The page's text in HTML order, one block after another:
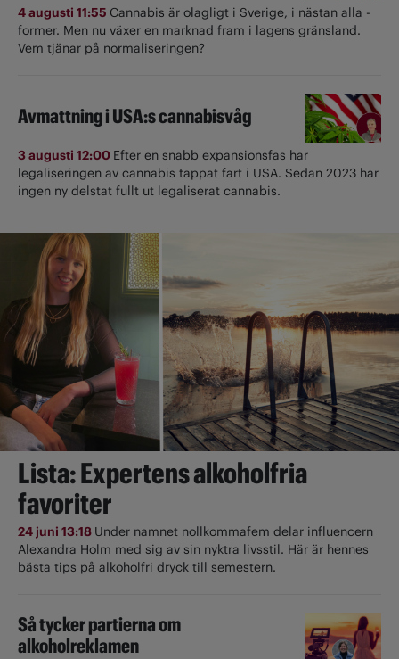
4 augusti 11:55 Cannabis är olagligt i ­Sverige, i nästan alla ­
former. Men nu växer en marknad fram i lagens gränsland.
Vem tjänar på normaliseringen?
Avmattning i USA:s cannabisvåg
3 augusti 12:00 Efter en snabb expansionsfas har
legaliseringen av cannabis tappat fart i USA. Sedan 2023 har
ingen ny delstat fullt ut ­legaliserat cannabis.
Lista: Expertens alkoholfria
favoriter
24 juni 13:18 Under namnet nollkommafem delar influencern
Alexandra Holm med sig av sin nyktra livsstil. Här är hennes
bästa tips på alkoholfri dryck till semestern.
Så tycker partierna om
alkoholreklamen